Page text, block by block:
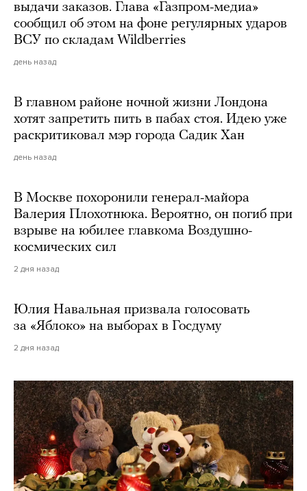
выдачи заказов. Глава «Газпром-медиа»
сообщил об этом на фоне регулярных ударов
ВСУ по складам Wildberries
день назад
В главном районе ночной жизни Лондона
хотят запретить пить в пабах стоя. Идею уже
раскритиковал мэр города Садик Хан
день назад
В Москве похоронили генерал-майора
Валерия Плохотнюка. Вероятно, он погиб при
взрыве на юбилее главкома Воздушно-
космических сил
2 дня назад
Юлия Навальная призвала голосовать
за «Яблоко» на выборах в Госдуму
2 дня назад